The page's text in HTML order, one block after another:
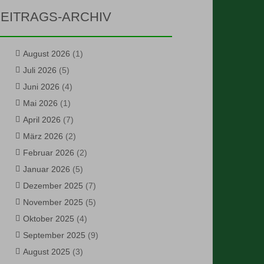
ARCHIV
August 2026 (1)
Juli 2026 (5)
Juni 2026 (4)
Mai 2026 (1)
April 2026 (7)
März 2026 (2)
Februar 2026 (2)
Januar 2026 (5)
Dezember 2025 (7)
November 2025 (5)
Oktober 2025 (4)
September 2025 (9)
August 2025 (3)